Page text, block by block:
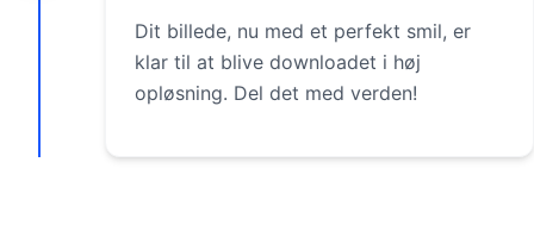
Dit billede, nu med et perfekt smil, er
klar til at blive downloadet i høj
opløsning. Del det med verden!